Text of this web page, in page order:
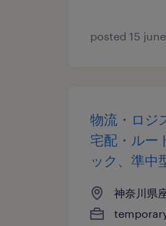
posted 15
物流・ロジ
宅配・ルー
ック、準中
神奈川県